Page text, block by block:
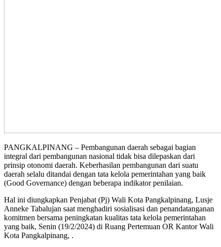
PANGKALPINANG – Pembangunan daerah sebagai bagian
integral dari pembangunan nasional tidak bisa dilepaskan dari
prinsip otonomi daerah. Keberhasilan pembangunan dari suatu
daerah selalu ditandai dengan tata kelola pemerintahan yang baik
(Good Governance) dengan beberapa indikator penilaian.
Hal ini diungkapkan Penjabat (Pj) Wali Kota Pangkalpinang, Lusje
Anneke Tabalujan saat menghadiri sosialisasi dan penandatanganan
komitmen bersama peningkatan kualitas tata kelola pemerintahan
yang baik, Senin (19/2/2024) di Ruang Pertemuan OR Kantor Wali
Kota Pangkalpinang, .